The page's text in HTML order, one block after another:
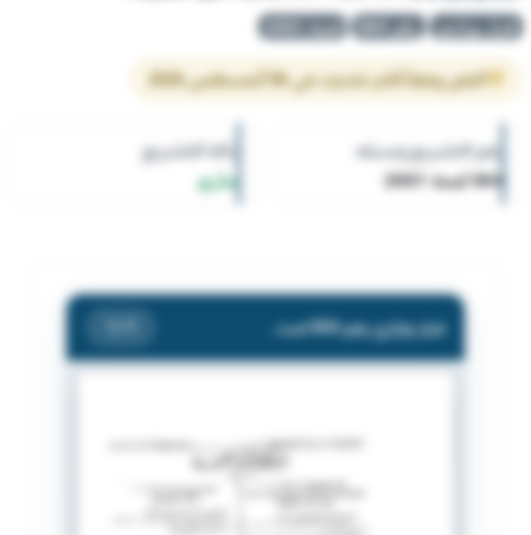
قرار وزاري رقم 804 لسنة 2001
النص وفقاً لآخر تحديث في 06 أغسطس 2026
رقم التشريع وسنته
804 لسنة 2001
حالة التشريع
ساري